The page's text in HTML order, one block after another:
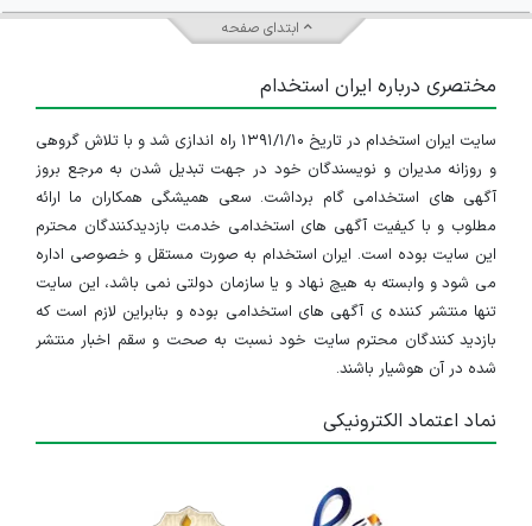
ابتدای صفحه
مختصری درباره ایران استخدام
سایت ایران استخدام در تاریخ ۱۳۹۱/۱/۱۰ راه اندازی شد و با تلاش گروهی
و روزانه مدیران و نویسندگان خود در جهت تبدیل شدن به مرجع بروز
آگهی های استخدامی گام برداشت. سعی همیشگی همکاران ما ارائه
مطلوب و با کیفیت آگهی های استخدامی خدمت بازدیدکنندگان محترم
این سایت بوده است. ایران استخدام به صورت مستقل و خصوصی اداره
می شود و وابسته به هیچ نهاد و یا سازمان دولتی نمی باشد، این سایت
تنها منتشر کننده ی آگهی های استخدامی بوده و بنابراین لازم است که
بازدید کنندگان محترم سایت خود نسبت به صحت و سقم اخبار منتشر
شده در آن هوشیار باشند.
نماد اعتماد الکترونیکی